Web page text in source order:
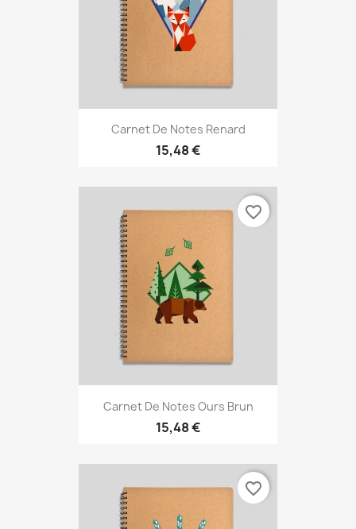
Carnet De Notes Renard
15,48 €
Carnet De Notes Ours Brun
15,48 €
favorite_border
favorite_border